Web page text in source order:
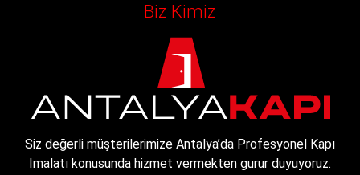
Biz Kimiz
Siz değerli müşterilerimize Antalya’da Profesyonel Kapı
İmalatı konusunda hizmet vermekten gurur duyuyoruz.